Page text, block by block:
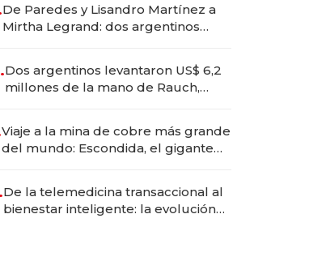
marcas "fast premium"
De Paredes y Lisandro Martínez a
Mirtha Legrand: dos argentinos
deportivo y el cuidado corporal
Dos argentinos levantaron US$ 6,2
millones de la mano de Rauch,
Viaje a la mina de cobre más grande
del mundo: Escondida, el gigante
De la telemedicina transaccional al
bienestar inteligente: la evolución